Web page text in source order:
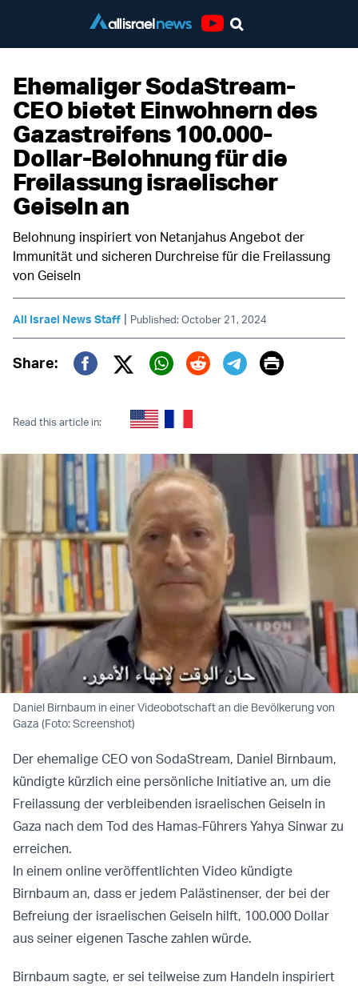
Ehemaliger SodaStream-
CEO bietet Einwohnern des
Gazastreifens 100.000-
Dollar-Belohnung für die
Freilassung israelischer
Geiseln an
Belohnung inspiriert von Netanjahus Angebot der
Immunität und sicheren Durchreise für die Freilassung
von Geiseln
All Israel News Staff | Published: October 21, 2024
Share:
Twitter (X)
Print
Read this article in:
Daniel Birnbaum in einer Videobotschaft an die Bevölkerung von
Gaza (Foto: Screenshot)
Der ehemalige CEO von SodaStream, Daniel Birnbaum,
kündigte kürzlich eine persönliche Initiative an, um die
Freilassung der verbleibenden israelischen Geiseln in
Gaza nach dem Tod des Hamas-Führers Yahya Sinwar zu
erreichen.
In einem online veröffentlichten Video kündigte
Birnbaum an, dass er jedem Palästinenser, der bei der
Befreiung der israelischen Geiseln hilft, 100.000 Dollar
aus seiner eigenen Tasche zahlen würde.
Birnbaum sagte, er sei teilweise zum Handeln inspiriert